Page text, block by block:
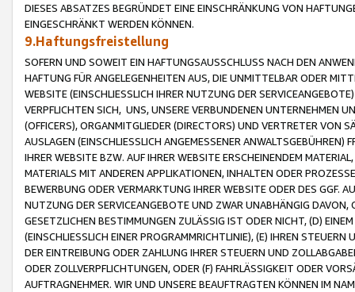
DIESES ABSATZES BEGRÜNDET EINE EINSCHRÄNKUNG VON
EINGESCHRÄNKT WERDEN KÖNNEN.
9.Haftungsfreistellung
SOFERN UND SOWEIT EIN HAFTUNGSAUSSCHLUSS NACH DEN
HAFTUNG FÜR ANGELEGENHEITEN AUS, DIE UNMITTELBAR ODER
WEBSITE (EINSCHLIESSLICH IHRER NUTZUNG DER
VERPFLICHTEN SICH, UNS, UNSERE VERBUNDENEN UNTERNEHMEN
(OFFICERS), ORGANMITGLIEDER (DIRECTORS) UND VERTRETER VON
AUSLAGEN (EINSCHLIESSLICH ANGEMESSENER
IHRER WEBSITE BZW. AUF IHRER WEBSITE ERSCHEINENDEM
MATERIALS MIT ANDEREN APPLIKATIONEN, INHALTEN ODER
BEWERBUNG ODER VERMARKTUNG IHRER WEBSITE ODER DES GGF.
NUTZUNG DER SERVICEANGEBOTE UND ZWAR UNABHÄNGIG
GESETZLICHEN BESTIMMUNGEN ZULÄSSIG IST ODER NICHT, (D)
(EINSCHLIESSLICH EINER PROGRAMMRICHTLINIE), (E) IHREN
DER EINTREIBUNG ODER ZAHLUNG IHRER STEUERN UND
ODER ZOLLVERPFLICHTUNGEN, ODER (F) FAHRLÄSSIGKEIT ODER
AUFTRAGNEHMER. WIR UND UNSERE BEAUFTRAGTEN KÖNNEN IM